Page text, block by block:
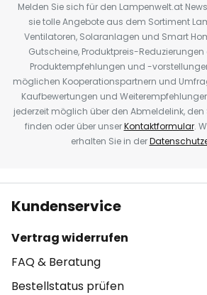
Melden Sie sich für den Lampenwelt.at
sie tolle Angebote aus dem Sortiment
Ventilatoren, Solaranlagen und Smart
Gutscheine, Produktpreis-Reduzierungen
Produktempfehlungen und -
möglichen Kooperationspartnern und
Kaufbewertungen und
jederzeit möglich über den Abmeldelink, den
finden oder über unserKontaktformular.
erhalten Sie in der
Kundenservice
Vertrag widerrufen
FAQ & Beratung
Bestellstatus prüfen